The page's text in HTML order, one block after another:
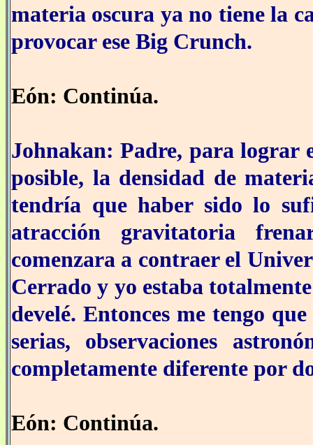
materia oscura ya no tiene la
provocar ese Big Crunch.
Eón: Continúa.
Johnakan: Padre, para lograr
posible, la densidad de
tendría que haber sido lo
atracción gravitatoria
comenzara a contraer el
Cerrado y yo estaba
develé. Entonces me tengo
serias, observaciones
completamente diferente por
Eón: Continúa.